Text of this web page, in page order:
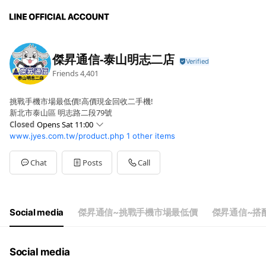
傑昇通信-泰山明志二店
Friends4,401
挑戰手機市場最低價!高價現金回收二手機!
新北市泰山區 明志路二段79號
Closed Opens Sat 11:00
Sun11:00 - 21:00
Mon11:30 - 21:00
Tue11:30 - 21:00
Wed11:30 - 21:00
11:00 - 21:00
門市全年無休，誠摯為您服務
www.jyes.com.tw/product.php 1 other items
Chat Posts Call
Social media 傑昇通信~挑戰手機市場最低價 傑昇通信~搭
Social media